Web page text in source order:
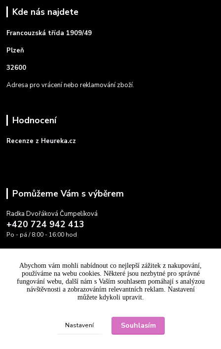
Kde nás najdete
Francouzská třída 1909/49
Plzeň
32600
Adresa pro vrácení nebo reklamování zboží.
Hodnocení
Recenze z Heureka.cz
Pomůžeme Vám s výběrem
Radka Dvořáková Čumpelíková
+420 724 942 413
Po - pá / 8:00 - 16:00 hod
Upravit sběr cookies.
Abychom vám mohli nabídnout co nejlepší zážitek z nakupování,
používáme na webu cookies. Některé jsou nezbytné pro správné
fungování webu, další nám s Vaším souhlasem pomáhají s analýzou
návštěvnosti a zobrazováním relevantních reklam. Nastavení
můžete kdykoli upravit.
Nastavení Souhlasím